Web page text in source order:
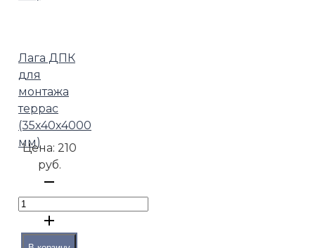
Лага ДПК
для
монтажа
террас
(35х40х4000
мм)
Цена: 210
руб.